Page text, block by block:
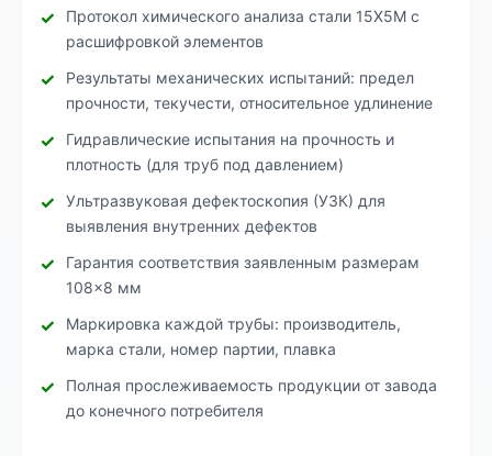
Протокол химического анализа стали 15Х5М с
расшифровкой элементов
Результаты механических испытаний: предел
прочности, текучести, относительное удлинение
Гидравлические испытания на прочность и
плотность (для труб под давлением)
Ультразвуковая дефектоскопия (УЗК) для
выявления внутренних дефектов
Гарантия соответствия заявленным размерам
108×8 мм
Маркировка каждой трубы: производитель,
марка стали, номер партии, плавка
Полная прослеживаемость продукции от завода
до конечного потребителя